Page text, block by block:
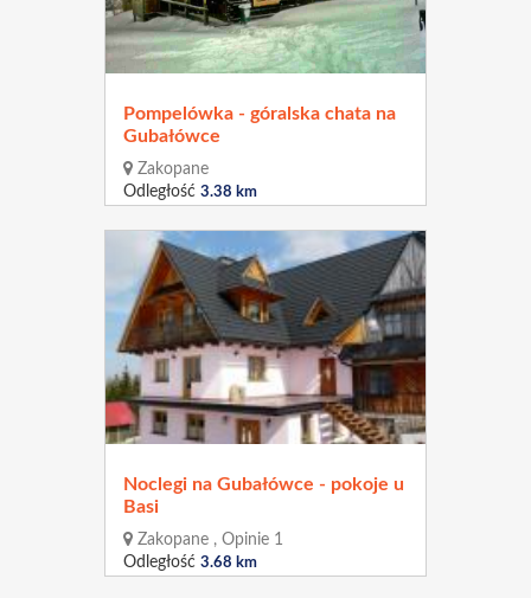
Pompelówka - góralska chata na
Gubałówce
Zakopane
Odległość 3.38 km
Noclegi na Gubałówce - pokoje u
Basi
Zakopane , Opinie 1
Odległość 3.68 km